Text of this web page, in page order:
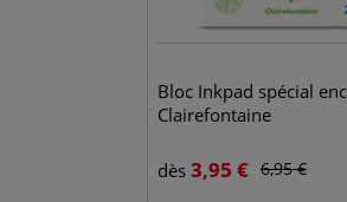
Bloc Inkpad spécial
Clairefontaine
dès 3,95 € 6,95€